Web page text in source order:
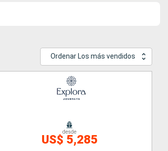
Ordenar Los más vendidos
desde
US$ 5,285